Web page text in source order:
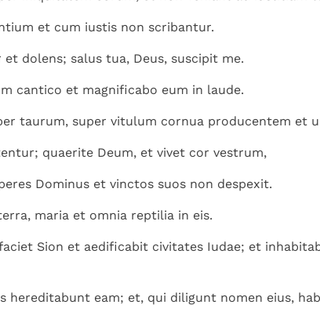
et cum iustis non scribantur.
dolens; salus tua, Deus, suscipit me.
cantico et magnificabo eum in laude.
taurum, super vitulum cornua producentem et
quaerite Deum, et vivet cor vestrum,
Dominus et vinctos suos non despexit.
maria et omnia reptilia in eis.
Sion et aedificabit civitates Iudae; et
hereditabunt eam; et, qui diligunt nomen eius,